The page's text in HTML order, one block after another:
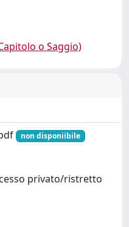
o Saggio)
non disponiibile
privato/ristretto